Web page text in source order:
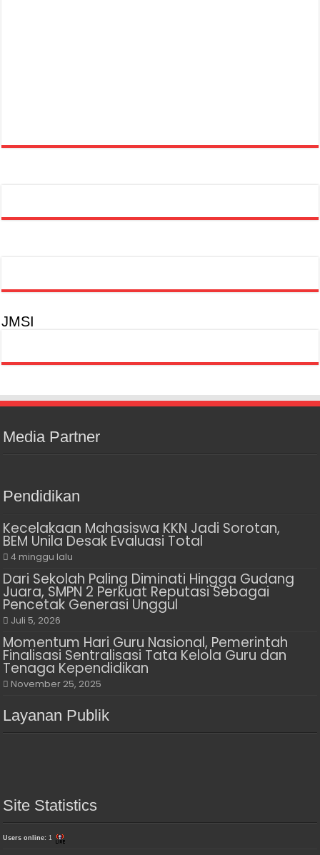
JMSI
Media Partner
Pendidikan
Kecelakaan Mahasiswa KKN Jadi Sorotan,
BEM Unila Desak Evaluasi Total
4 minggu lalu
Dari Sekolah Paling Diminati Hingga Gudang
Juara, SMPN 2 Perkuat Reputasi Sebagai
Pencetak Generasi Unggul
Juli 5, 2026
Momentum Hari Guru Nasional, Pemerintah
Finalisasi Sentralisasi Tata Kelola Guru dan
Tenaga Kependidikan
November 25, 2025
Layanan Publik
Site Statistics
Users online:1